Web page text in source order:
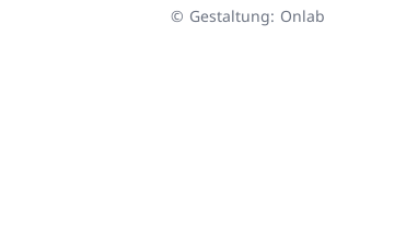
© Gestaltung: Onlab